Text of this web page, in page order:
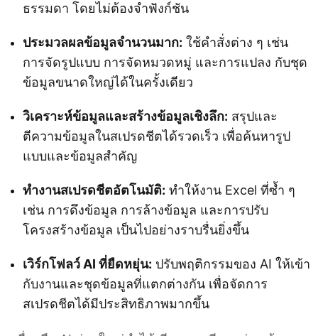
ธรรมดา โดยไม่ต้องจำฟังก์ชัน
ประมวลผลข้อมูลจำนวนมาก: ใช้คำสั่งต่าง ๆ เช่น
การจัดรูปแบบ การจัดหมวดหมู่ และการแปลง กับชุด
ข้อมูลขนาดใหญ่ได้ในครั้งเดียว
วิเคราะห์ข้อมูลและสร้างข้อมูลเชิงลึก: สรุปและ
ตีความข้อมูลในสเปรดชีตได้รวดเร็ว เพื่อค้นหารูป
แบบและข้อมูลสำคัญ
ทำงานสเปรดชีตอัตโนมัติ: ทำให้งาน Excel ที่ซ้ำ ๆ
เช่น การดึงข้อมูล การล้างข้อมูล และการปรับ
โครงสร้างข้อมูล เป็นไปอย่างราบรื่นยิ่งขึ้น
เวิร์กโฟลว์ AI ที่ยืดหยุ่น: ปรับพฤติกรรมของ AI ให้เข้า
กับงานและชุดข้อมูลที่แตกต่างกัน เพื่อจัดการ
สเปรดชีตได้มีประสิทธิภาพมากขึ้น